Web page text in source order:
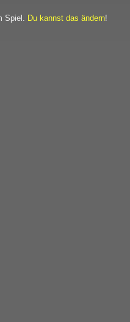
Spiel. Du kannst das ändern!